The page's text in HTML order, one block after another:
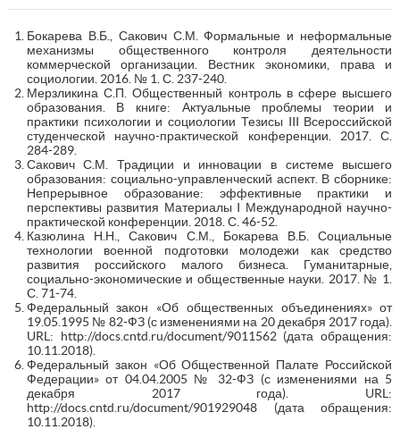
Бокарева В.Б., Сакович С.М. Формальные и неформальные
механизмы общественного контроля деятельности
коммерческой организации. Вестник экономики, права и
социологии. 2016. № 1. С. 237-240.
Мерзликина С.П. Общественный контроль в сфере высшего
образования. В книге: Актуальные проблемы теории и
практики психологии и социологии Тезисы III Всероссийской
студенческой научно-практической конференции. 2017. С.
284-289.
Сакович С.М. Традиции и инновации в системе высшего
образования: социально-управленческий аспект. В сборнике:
Непрерывное образование: эффективные практики и
перспективы развития Материалы I Международной научно-
практической конференции. 2018. С. 46-52.
Казюлина Н.Н., Сакович С.М., Бокарева В.Б. Социальные
технологии военной подготовки молодежи как средство
развития российского малого бизнеса. Гуманитарные,
социально-экономические и общественные науки. 2017. № 1.
С. 71-74.
Федеральный закон «Об общественных объединениях» от
19.05.1995 № 82-ФЗ (с изменениями на 20 декабря 2017 года).
URL: http://docs.cntd.ru/document/9011562 (дата обращения:
10.11.2018).
Федеральный закон «Об Общественной Палате Российской
Федерации» от 04.04.2005 № 32-ФЗ (с изменениями на 5
декабря 2017 года). URL:
http://docs.cntd.ru/document/901929048 (дата обращения:
10.11.2018).